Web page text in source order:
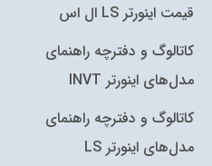
قیمت اینورتر LS ال اس
کاتالوگ و دفترچه راهنمای
مدل‌های اینورتر INVT
کاتالوگ‌ و دفترچه راهنمای
مدل‌های اینورتر LS